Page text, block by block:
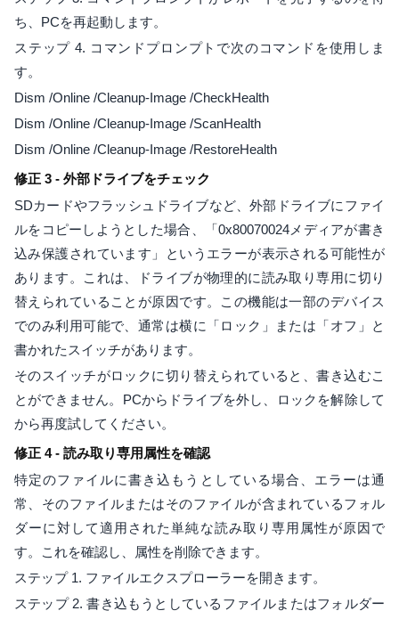
ち、PCを再起動します。
ステップ 4. コマンドプロンプトで次のコマンドを使用しま
す。
Dism /Online /Cleanup-Image /CheckHealth
Dism /Online /Cleanup-Image /ScanHealth
Dism /Online /Cleanup-Image /RestoreHealth
修正 3 - 外部ドライブをチェック
SDカードやフラッシュドライブなど、外部ドライブにファイ
ルをコピーしようとした場合、「0x80070024メディアが書き
込み保護されています」というエラーが表示される可能性が
あります。これは、ドライブが物理的に読み取り専用に切り
替えられていることが原因です。この機能は一部のデバイス
でのみ利用可能で、通常は横に「ロック」または「オフ」と
書かれたスイッチがあります。
そのスイッチがロックに切り替えられていると、書き込むこ
とができません。PCからドライブを外し、ロックを解除して
から再度試してください。
修正 4 - 読み取り専用属性を確認
特定のファイルに書き込もうとしている場合、エラーは通
常、そのファイルまたはそのファイルが含まれているフォル
ダーに対して適用された単純な読み取り専用属性が原因で
す。これを確認し、属性を削除できます。
ステップ 1. ファイルエクスプローラーを開きます。
ステップ 2. 書き込もうとしているファイルまたはフォルダー